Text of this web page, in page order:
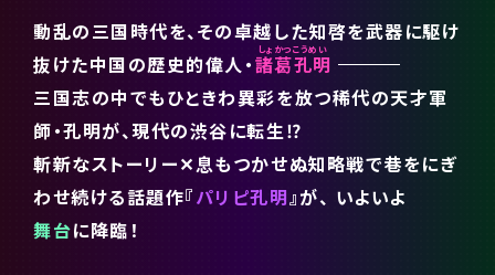
動乱の三国時代を、その卓越した知啓を武器に駆け
抜けた中国の歴史的偉人・諸葛孔明
三国志の中でもひときわ異彩を放つ稀代の天才軍
師・孔明が、現代の渋谷に転生⁉
斬新なストーリー✕息もつかせぬ知略戦で巷をにぎ
わせ続ける話題作『パリピ孔明』が、 いよいよ
舞台に降臨！